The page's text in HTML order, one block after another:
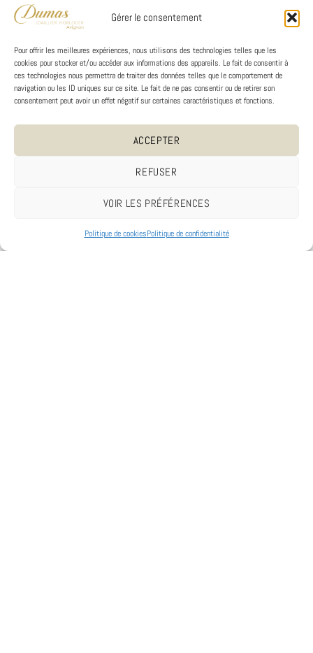
Gérer le consentement
Pour offrir les meilleures expériences, nous utilisons des technologies telles que les
cookies pour stocker et/ou accéder aux informations des appareils. Le fait de consentir à
ces technologies nous permettra de traiter des données telles que le comportement de
navigation ou les ID uniques sur ce site. Le fait de ne pas consentir ou de retirer son
consentement peut avoir un effet négatif sur certaines caractéristiques et fonctions.
ACCEPTER
REFUSER
VOIR LES PRÉFÉRENCES
Politique de cookiesPolitique de confidentialité